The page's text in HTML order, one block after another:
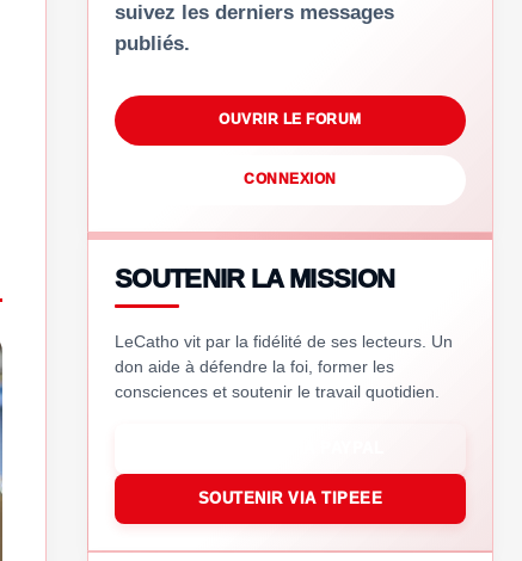
suivez les derniers messages
publiés.
OUVRIR LE FORUM
CONNEXION
SOUTENIR LA MISSION
LeCatho vit par la fidélité de ses lecteurs. Un
don aide à défendre la foi, former les
consciences et soutenir le travail quotidien.
SOUTENIR VIA TIPEEE